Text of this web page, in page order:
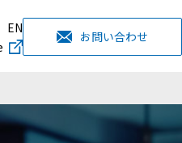
EN
お問い合わせ